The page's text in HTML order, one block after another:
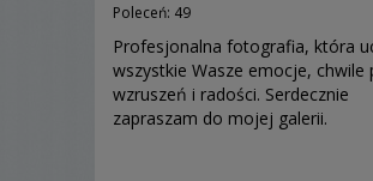
Poleceń: 49
Profesjonalna fotografia, która
wszystkie Wasze emocje, chwile
wzruszeń i radości. Serdecznie
zapraszam do mojej galerii.